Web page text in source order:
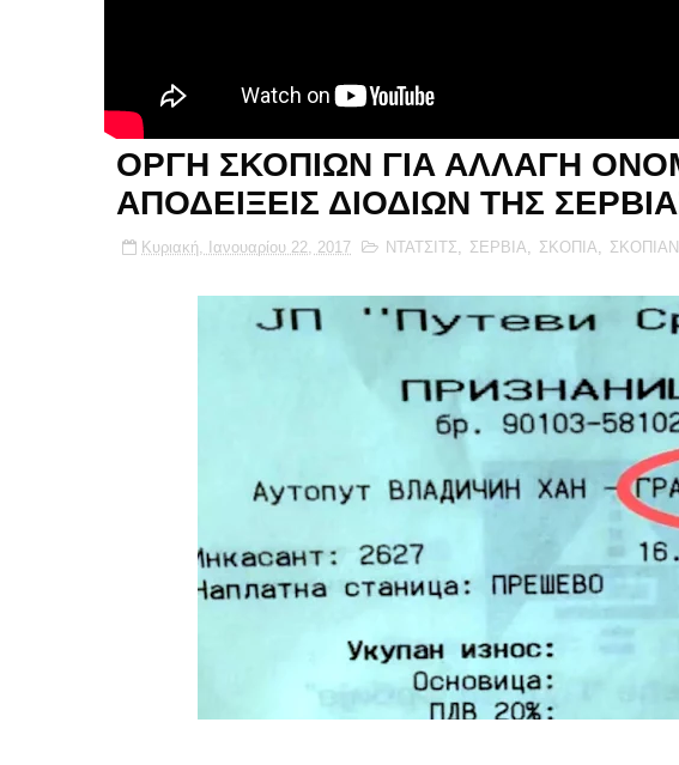
ΟΡΓΗ ΣΚΟΠΙΩΝ ΓΙΑ ΑΛΛΑΓΗ
ΑΠΟΔΕΙΞΕΙΣ ΔΙΟΔΙΩΝ ΤΗΣ
Κυριακή, Ιανουαρίου 22, 2017 ΝΤΑΤΣΙΤΣ, ΣΕΡΒΙΑ, ΣΚΟΠΙΑ,